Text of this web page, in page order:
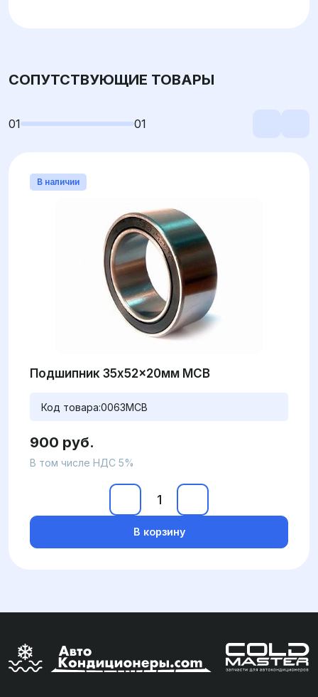
СОПУТСТВУЮЩИЕ ТОВАРЫ
01 01
В наличии
Подшипник 35x52x20мм MCB
Код товара:0063MCB
900 руб.
В том числе НДС 5%
В корзину